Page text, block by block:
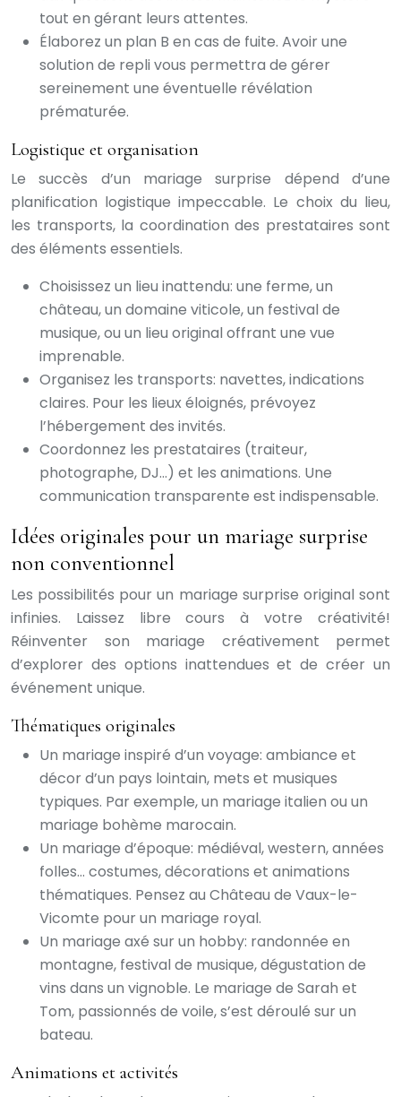
tout en gérant leurs attentes.
Élaborez un plan B en cas de fuite. Avoir une
solution de repli vous permettra de gérer
sereinement une éventuelle révélation
prématurée.
Logistique et organisation
Le succès d’un mariage surprise dépend d’une
planification logistique impeccable. Le choix du lieu,
les transports, la coordination des prestataires sont
des éléments essentiels.
Choisissez un lieu inattendu: une ferme, un
château, un domaine viticole, un festival de
musique, ou un lieu original offrant une vue
imprenable.
Organisez les transports: navettes, indications
claires. Pour les lieux éloignés, prévoyez
l’hébergement des invités.
Coordonnez les prestataires (traiteur,
photographe, DJ…) et les animations. Une
communication transparente est indispensable.
Idées originales pour un mariage surprise
non conventionnel
Les possibilités pour un mariage surprise original sont
infinies. Laissez libre cours à votre créativité!
Réinventer son mariage créativement permet
d’explorer des options inattendues et de créer un
événement unique.
Thématiques originales
Un mariage inspiré d’un voyage: ambiance et
décor d’un pays lointain, mets et musiques
typiques. Par exemple, un mariage italien ou un
mariage bohème marocain.
Un mariage d’époque: médiéval, western, années
folles… costumes, décorations et animations
thématiques. Pensez au Château de Vaux-le-
Vicomte pour un mariage royal.
Un mariage axé sur un hobby: randonnée en
montagne, festival de musique, dégustation de
vins dans un vignoble. Le mariage de Sarah et
Tom, passionnés de voile, s’est déroulé sur un
bateau.
Animations et activités